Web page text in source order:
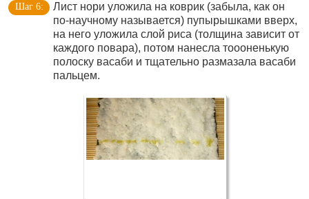
Лист нори уложила на коврик (забыла, как он
по-научному называется) пупырышками вверх,
на него уложила слой риса (толщина зависит от
каждого повара), потом нанесла тоооненькую
полоску васаби и тщательно размазала васаби
пальцем.